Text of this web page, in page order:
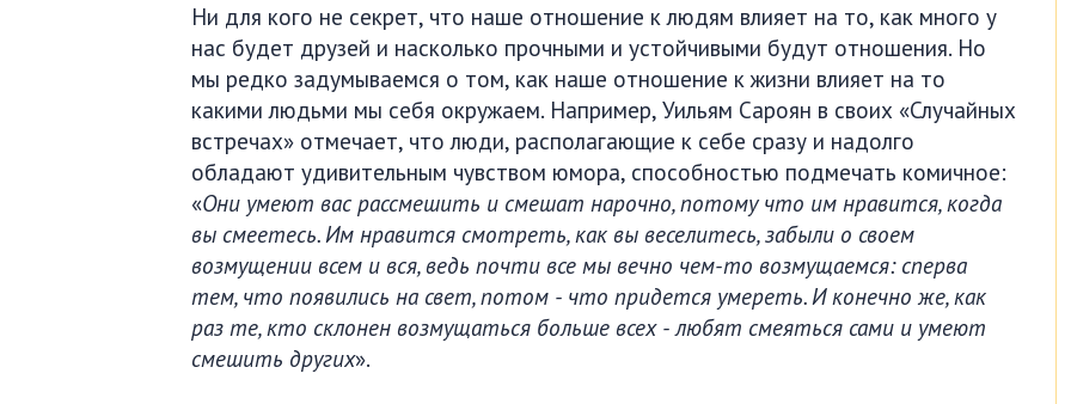
Ни для кого не секрет, что наше отношение к людям влияет на то, как много у
нас будет друзей и насколько прочными и устойчивыми будут отношения. Но
мы редко задумываемся о том, как наше отношение к жизни влияет на то
какими людьми мы себя окружаем. Например, Уильям Сароян в своих «Случайных
встречах» отмечает, что люди, располагающие к себе сразу и надолго
обладают удивительным чувством юмора, способностью подмечать комичное:
«Они умеют вас рассмешить и смешат нарочно, потому что им нравится, когда
вы смеетесь. Им нравится смотреть, как вы веселитесь, забыли о своем
возмущении всем и вся, ведь почти все мы вечно чем-то возмущаемся: сперва
тем, что появились на свет, потом - что придется умереть. И конечно же, как
раз те, кто склонен возмущаться больше всех - любят смеяться сами и умеют
смешить других».